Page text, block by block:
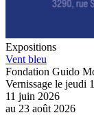
Expositions
Vent bleu
Fondation Guido
Vernissage le jeudi
11 juin 2026
au 23 août 2026